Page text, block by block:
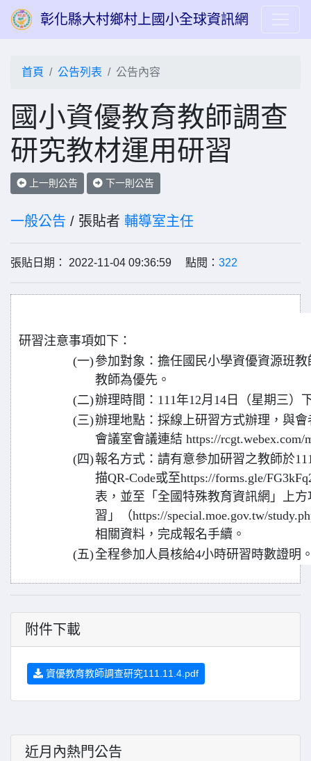
彰化縣大村鄉村上國小全球資訊網
首頁 公告列表 公告內容
國小資優教育教師調查
研究教材運用研習
上一則公告 下一則公告
一般公告 / 張貼者 輔導室主任
張貼日期： 2022-11-04 09:36:59 點閱： 322
研習注意事項如下：
(一)參加對象：擔任國民小學資優資源班
教師為優先。
(二)辦理時間：111年12月14日（星期三）
(三)辦理地點：採線上研習方式辦理，與
會議室會議連結 https://rcgt.webex.com/
(四)報名方式：請有意參加研習之教師於
描QR-Code或至https://forms.gle/
表，並至「全國特殊教育資訊網」上
習」（https://special.moe.gov.tw/
相關資料，完成報名手續。
(五)全程參加人員核給4小時研習時數證明
附件下載
資優教育教師調查研究111.11.4.pdf
近月內熱門公告